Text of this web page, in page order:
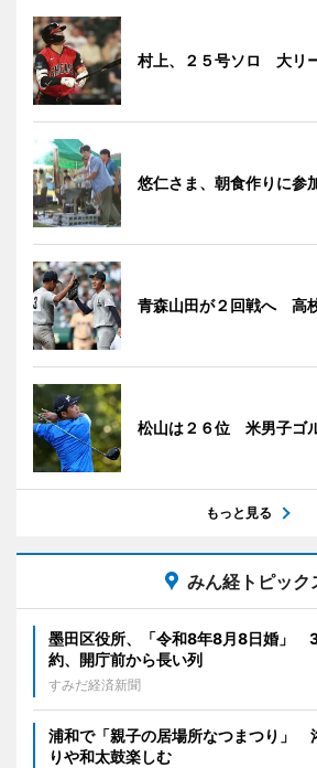
村上、２５号ソロ 大リ
悠仁さま、朝食作りに参
青森山田が２回戦へ 高
松山は２６位 米男子ゴ
もっと見る
みん経トピック
墨田区役所、「令和8年8月8日婚」
約、開庁前から長い列
すみだ経済新聞
浦和で「親子の居場所なつまつり」
りや和太鼓楽しむ